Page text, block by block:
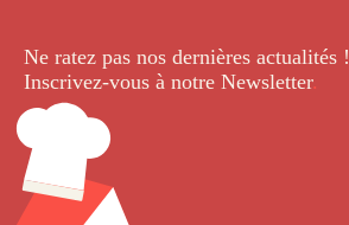
Ne ratez pas nos dernières actualités !
Inscrivez-vous à notre Newsletter.